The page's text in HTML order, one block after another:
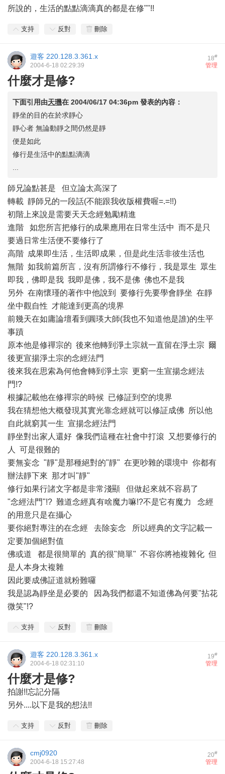
所說的，生活的點點滴滴真的都是在修""!!
支持 反對 刪除
18#
遊客 220.128.3.361.x
管理
2004-6-18 02:29:39
什麼才是修?
下面引用由天璣在 2004/06/17 04:36pm 發表的內容：
靜坐的目的在於求靜心
靜心者 無論動靜之間仍然是靜
便是如此
修行是生活中的點點滴滴
師兄論點甚是 但立論太高深了
轉載 靜師兄的一段話(不能跟我收版權費喔=.=!!)
初階上來說是需要天天念經勉勵精進
進階 如您所言把修行的成果應用在日常生活中 而不是只
要過日常生活便不要修行了
高階 成果即生活，生活即成果，但是此生活非彼生活也
無階 如我前篇所言，沒有所謂修行不修行，我是眾生 眾生
即我，佛即是我 我即是佛，我不是佛 佛也不是我
另外 在南懷瑾的著作中他說到 要修行先要學會靜坐 在靜
坐中觀自性 才能達到更高的境界
前幾天在如庸論壇看到圓瑛大師(我也不知道他是誰)的生平
事蹟
原本他是修禪宗的 後來他轉到淨土宗就一直留在淨土宗 爾
後更宣揚淨土宗的念經法門
後來我在思索為何他會轉到淨土宗 更窮一生宣揚念經法
門!?
根據記載他在修禪宗的時候 已修証到空的境界
我在猜想他大概發現其實光靠念經就可以修証成佛 所以他
自此就窮其一生 宣揚念經法門
靜坐對出家人還好 像我們這種在社會中打滾 又想要修行的
人 可是很難的
要無妄念 "靜"是那種絕對的"靜" 在更吵雜的環境中 你都有
辦法靜下來 那才叫"靜"
修行如果行諸文字都是非常淺顯 但做起來就不容易了
"念經法門"!? 難道念經真有啥魔力嘛!?不是它有魔力 念經
的用意只是在攝心
要你絕對專注的在念經 去除妄念 所以經典的文字記載一
定要加個絕對值
佛或道 都是很簡單的 真的很"簡單" 不容你將祂複雜化 但
是人本身太複雜
因此要成佛証道就粉難囉
我是認為靜坐是必要的 因為我們都還不知道佛為何要"拈花
微笑"!?
支持 反對 刪除
19#
遊客 220.128.3.361.x
管理
2004-6-18 02:31:10
什麼才是修?
拍謝!!忘記分隔
另外....以下是我的想法!!
支持 反對 刪除
20#
cmj0920
管理
2004-6-18 15:27:48